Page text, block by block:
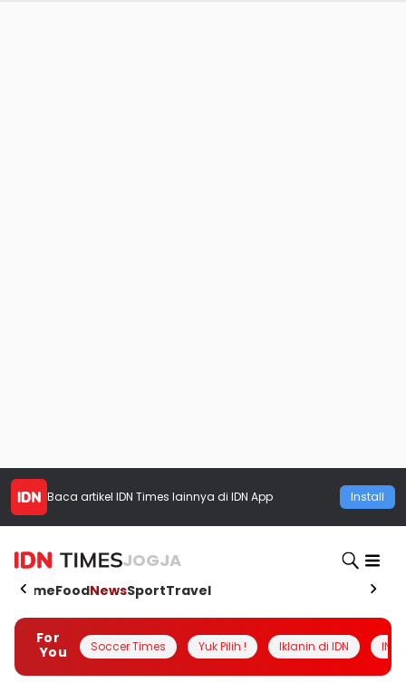
Baca artikel IDN Times lainnya di IDN App Install
JOGJA
HomeFoodNewsSportTravel
For
You
Soccer Times Yuk Pilih ! Iklanin di IDN